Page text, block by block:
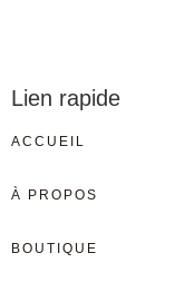
Lien rapide
ACCUEIL
À PROPOS
BOUTIQUE